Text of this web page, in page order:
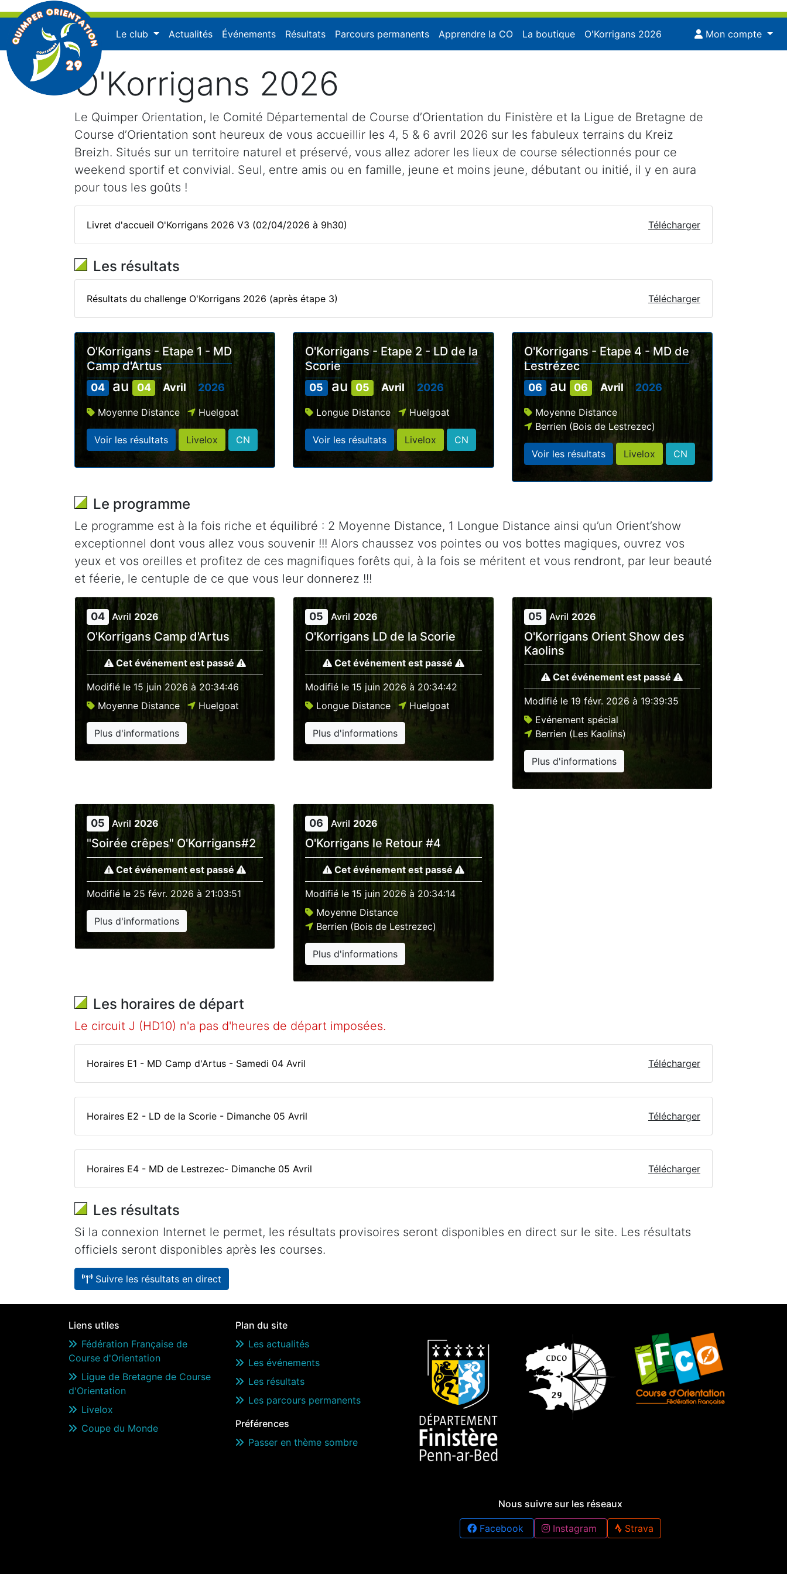
Le club Actualités Événements Résultats Parcours permanents Apprendre la CO La boutique O'Korrigans 2026 Mon compte
O'Korrigans 2026
Le Quimper Orientation, le Comité Départemental de Course d’Orientation du Finistère et la Ligue de Bretagne de
Course d’Orientation sont heureux de vous accueillir les 4, 5 & 6 avril 2026 sur les fabuleux terrains du Kreiz
Breizh. Situés sur un territoire naturel et préservé, vous allez adorer les lieux de course sélectionnés pour ce
weekend sportif et convivial. Seul, entre amis ou en famille, jeune et moins jeune, débutant ou initié, il y en aura
pour tous les goûts !
Livret d'accueil O'Korrigans 2026 V3 (02/04/2026 à 9h30) Télécharger
Les résultats
Résultats du challenge O'Korrigans 2026 (après étape 3) Télécharger
O'Korrigans - Etape 1 - MD
Camp d'Artus
04 au 04 Avril 2026
Moyenne Distance Huelgoat
Voir les résultats Livelox CN
O'Korrigans - Etape 2 - LD de la
Scorie
05 au 05 Avril 2026
Longue Distance Huelgoat
Voir les résultats Livelox CN
O'Korrigans - Etape 4 - MD de
Lestrézec
06 au 06 Avril 2026
Moyenne Distance
Berrien (Bois de Lestrezec)
Voir les résultats Livelox CN
Le programme
Le programme est à la fois riche et équilibré : 2 Moyenne Distance, 1 Longue Distance ainsi qu’un Orient’show
exceptionnel dont vous allez vous souvenir !!! Alors chaussez vos pointes ou vos bottes magiques, ouvrez vos
yeux et vos oreilles et profitez de ces magnifiques forêts qui, à la fois se méritent et vous rendront, par leur beauté
et féerie, le centuple de ce que vous leur donnerez !!!
04 Avril 2026
O'Korrigans Camp d'Artus
Cet événement est passé
Modifié le 15 juin 2026 à 20:34:46
Moyenne Distance
Huelgoat
Plus d'informations
05 Avril 2026
O'Korrigans LD de la Scorie
Cet événement est passé
Modifié le 15 juin 2026 à 20:34:42
Longue Distance
Huelgoat
Plus d'informations
05 Avril 2026
O'Korrigans Orient Show des
Kaolins
Cet événement est passé
Modifié le 19 févr. 2026 à 19:39:35
Evénement spécial
Berrien (Les Kaolins)
Plus d'informations
05 Avril 2026
"Soirée crêpes" O'Korrigans#2
Cet événement est passé
Modifié le 25 févr. 2026 à 21:03:51
Plus d'informations
06 Avril 2026
O'Korrigans le Retour #4
Cet événement est passé
Modifié le 15 juin 2026 à 20:34:14
Moyenne Distance
Berrien (Bois de Lestrezec)
Plus d'informations
Les horaires de départ
Le circuit J (HD10) n'a pas d'heures de départ imposées.
Horaires E1 - MD Camp d'Artus - Samedi 04 Avril Télécharger
Horaires E2 - LD de la Scorie - Dimanche 05 Avril Télécharger
Horaires E4 - MD de Lestrezec- Dimanche 05 Avril Télécharger
Les résultats
Si la connexion Internet le permet, les résultats provisoires seront disponibles en direct sur le site. Les résultats
officiels seront disponibles après les courses.
Suivre les résultats en direct
Liens utiles
Fédération Française de
Course d'Orientation
Ligue de Bretagne de Course
d'Orientation
Livelox
Coupe du Monde
Plan du site
Les actualités
Les événements
Les résultats
Les parcours permanents
Préférences
Passer en thème sombre
Nous suivre sur les réseaux
Facebook Instagram Strava